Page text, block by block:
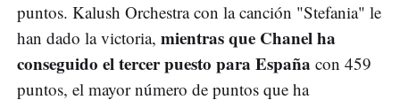
puntos. Kalush Orchestra con la canción "Stefania" le
han dado la victoria, mientras que Chanel ha
conseguido el tercer puesto para España con 459
puntos, el mayor número de puntos que ha